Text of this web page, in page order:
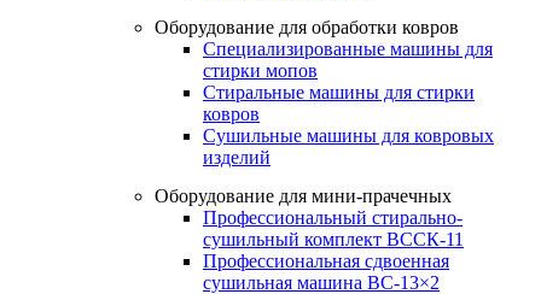
Оборудование для обработки ковров
Специализированные машины для
стирки мопов
Стиральные машины для стирки
ковров
Сушильные машины для ковровых
изделий
Оборудование для мини-прачечных
Профессиональный стирально-
сушильный комплект ВССК-11
Профессиональная сдвоенная
сушильная машина ВС-13×2